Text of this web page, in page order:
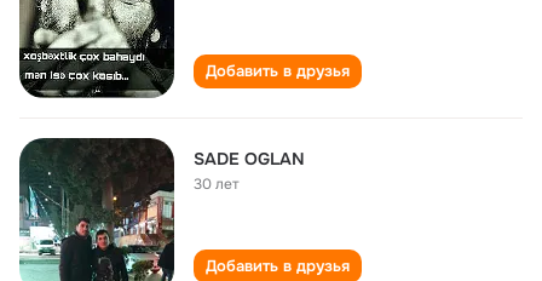
Добавить в друзья
SADE OGLAN
30 лет
Добавить в друзья